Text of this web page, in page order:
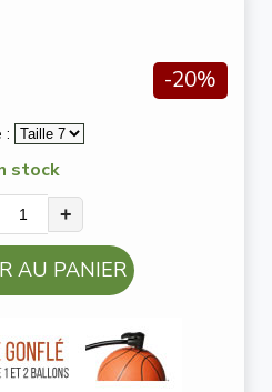
-20%
:
stock
+
AU PANIER